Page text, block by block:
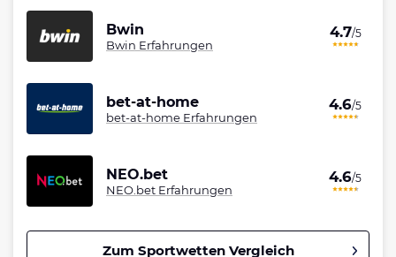
Bwin
Bwin Erfahrungen
4.7/5
bet-at-home
bet-at-home Erfahrungen
4.6/5
NEO.bet
NEO.bet Erfahrungen
4.6/5
Zum Sportwetten Vergleich